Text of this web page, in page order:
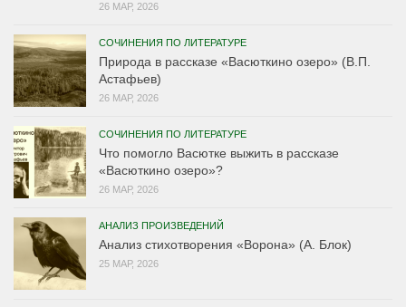
26 МАР, 2026
СОЧИНЕНИЯ ПО ЛИТЕРАТУРЕ
Природа в рассказе «Васюткино озеро» (В.П.
Астафьев)
26 МАР, 2026
СОЧИНЕНИЯ ПО ЛИТЕРАТУРЕ
Что помогло Васютке выжить в рассказе
«Васюткино озеро»?
26 МАР, 2026
АНАЛИЗ ПРОИЗВЕДЕНИЙ
Анализ стихотворения «Ворона» (А. Блок)
25 МАР, 2026